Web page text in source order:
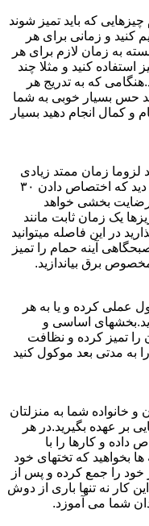
که باید تمیز شوند
کنید و زمانی برای هر
به زمان لازم برای هر
استفاده کنید و مثلا چند
که به تدریج هر
حس بسیار خوبی به شما
و کمال انجام دهید بسیار
لزوما زمان ممتد زیادی
در اختیار داشته باشید.در حقیقت خواهید دید که اختصاص دادن ۳۰
رضایت بخشی خواهد
یک زمان ثابت مانند
در این فاصله میتوانید
آینه حمام را تمیز
برق بیاندازید.
عملی کرده و یا به هر
اساسی و
را تمیز کرده و نظافت
به مدتی بعد موکول کنید
و خانواده شما به منزلتان
بر عهده بگیرید.در هر
و کارها را با
بخواهید که تختهای خود
خود را جمع کرده و پس از
کار نه تنها باری از دوش
شما می آموزد.